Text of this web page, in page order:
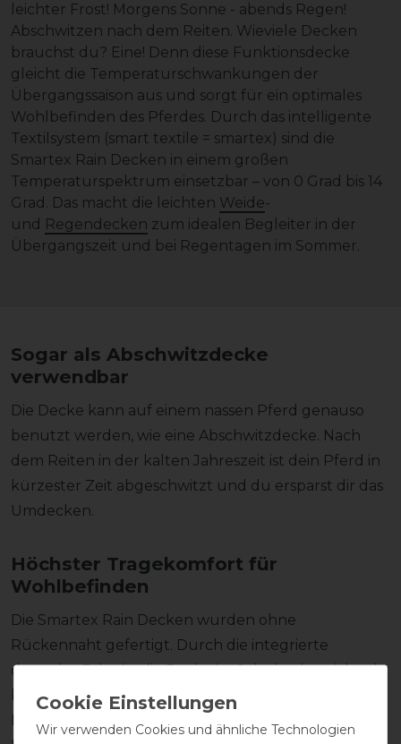
leichter Frost! Morgens Sonne - abends Regen!
Abschwitzen nach dem Reiten. Wieviele Decken
brauchst du? Eine! Denn diese Funktionsdecke
gleicht die Temperaturschwankungen der
Übergangssaison aus und sorgt für ein optimales
Wohlbefinden des Pferdes. Durch das intelligente
Textilsystem (smart textile = smartex) sind die
Smartex Rain Decken in einem großen
Temperaturspektrum einsetzbar – von 0 Grad bis 14
Grad. Das macht die leichten Weide-
und Regendecken zum idealen Begleiter in der
Übergangszeit und bei Regentagen im Sommer.
Sogar als Abschwitzdecke
verwendbar
Die Decke kann auf einem nassen Pferd genauso
benutzt werden, wie eine Abschwitzdecke. Nach
dem Reiten in der kalten Jahreszeit ist dein Pferd in
kürzester Zeit abgeschwitzt und du ersparst dir das
Umdecken.
Höchster Tragekomfort für
Wohlbefinden
Die Smartex Rain Decken wurden ohne
Rückennaht gefertigt. Durch die integrierte
doppelte Falte ist die Decke im Schulterbereich sehr
bequem geschnitten und bietet den nötigen
Freiraum für dein Pferd. Das weiche Fleece
Wir verwenden Cookies und ähnliche Technologien